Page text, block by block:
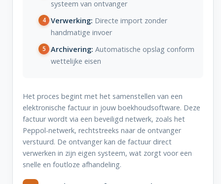
systeem van ontvanger
Verwerking: Directe import zonder
handmatige invoer
Archivering: Automatische opslag conform
wettelijke eisen
Het proces begint met het samenstellen van een
elektronische factuur in jouw boekhoudsoftware. Deze
factuur wordt via een beveiligd netwerk, zoals het
Peppol-netwerk, rechtstreeks naar de ontvanger
verstuurd. De ontvanger kan de factuur direct
verwerken in zijn eigen systeem, wat zorgt voor een
snelle en foutloze afhandeling.